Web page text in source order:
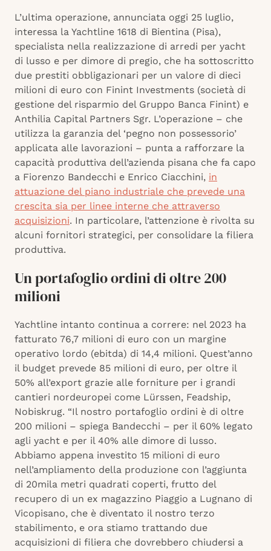
L’ultima operazione, annunciata oggi 25 luglio,
interessa la Yachtline 1618 di Bientina (Pisa),
specialista nella realizzazione di arredi per yacht
di lusso e per dimore di pregio, che ha sottoscritto
due prestiti obbligazionari per un valore di dieci
milioni di euro con Finint Investments (società di
gestione del risparmio del Gruppo Banca Finint) e
Anthilia Capital Partners Sgr. L’operazione – che
utilizza la garanzia del ‘pegno non possessorio’
applicata alle lavorazioni – punta a rafforzare la
capacità produttiva dell’azienda pisana che fa capo
a Fiorenzo Bandecchi e Enrico Ciacchini, in
attuazione del piano industriale che prevede una
crescita sia per linee interne che attraverso
acquisizioni. In particolare, l’attenzione è rivolta su
alcuni fornitori strategici, per consolidare la filiera
produttiva.
Un portafoglio ordini di oltre 200
milioni
Yachtline intanto continua a correre: nel 2023 ha
fatturato 76,7 milioni di euro con un margine
operativo lordo (ebitda) di 14,4 milioni. Quest’anno
il budget prevede 85 milioni di euro, per oltre il
50% all’export grazie alle forniture per i grandi
cantieri nordeuropei come Lürssen, Feadship,
Nobiskrug. “Il nostro portafoglio ordini è di oltre
200 milioni – spiega Bandecchi – per il 60% legato
agli yacht e per il 40% alle dimore di lusso.
Abbiamo appena investito 15 milioni di euro
nell’ampliamento della produzione con l’aggiunta
di 20mila metri quadrati coperti, frutto del
recupero di un ex magazzino Piaggio a Lugnano di
Vicopisano, che è diventato il nostro terzo
stabilimento, e ora stiamo trattando due
acquisizioni di filiera che dovrebbero chiudersi a